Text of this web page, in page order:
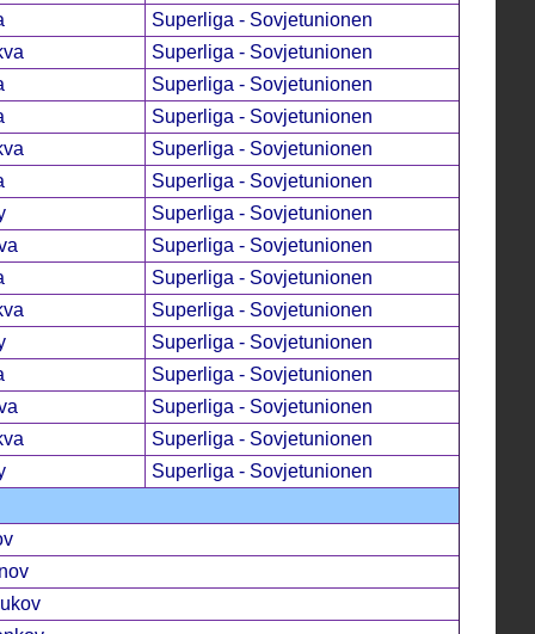
Superliga - Sovjetunionen
Superliga - Sovjetunionen
Superliga - Sovjetunionen
Superliga - Sovjetunionen
Superliga - Sovjetunionen
Superliga - Sovjetunionen
Superliga - Sovjetunionen
Superliga - Sovjetunionen
Superliga - Sovjetunionen
Superliga - Sovjetunionen
Superliga - Sovjetunionen
Superliga - Sovjetunionen
Superliga - Sovjetunionen
Superliga - Sovjetunionen
Superliga - Sovjetunionen